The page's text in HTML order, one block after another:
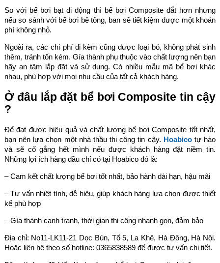
So với bể bơi bạt di động thì bể bơi Composite đắt hơn nhưng
nếu so sánh với bể bơi bê tông, ban sẽ tiết kiệm được một khoản
phí không nhỏ.
Ngoài ra, các chi phí đi kèm cũng được loại bỏ, không phát sinh
thêm, tránh tốn kém. Gía thành phụ thuộc vào chất lượng nên bạn
hãy an tâm lắp đặt và sử dụng. Có nhiều mẫu mã bể bơi khác
nhau, phù hợp với mọi nhu cầu của tất cả khách hàng.
Ở đâu lắp đặt bể bơi Composite tin cậy
?
Để đạt được hiệu quả và chất lượng bể bơi Composite tốt nhất,
bạn nên lựa chọn một nhà thầu thi công tin cậy. Hoabicotự hào
và sẽ cố gắng hết mình nếu được khách hàng đặt niềm tin.
Những lợi ích hàng đầu chỉ có tại Hoabico đó là:
– Cam kết chất lượng bể bơi tốt nhất, bảo hành dài hạn, hậu mãi
– Tư vấn nhiệt tình, dễ hiệu, giúp khách hàng lựa chọn được thiết
kế phù hợp
– Gía thành cạnh tranh, thời gian thi công nhanh gọn, đảm bảo
Địa chỉ: No11-LK11-21 Dọc Bún, Tổ 5, La Khê, Hà Đông, Hà Nội.
Hoặc liên hệ theo số hotline: 0365838589 để được tư vấn chi tiết.